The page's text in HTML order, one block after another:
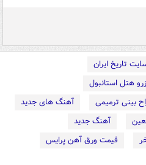
تاریخ ایران
هتل استانبول
بینی ترمیمی
آهنگ های جدید
آهنگ جدید
قیمت ورق آهن پرایس